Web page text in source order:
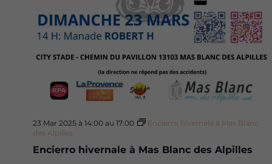
Encierro hivernale à Mas Blanc des Alpilles
23 Mar 2025 à 14:00 au 17:00
Encierro hivernale à Mas Blanc
des Alpilles